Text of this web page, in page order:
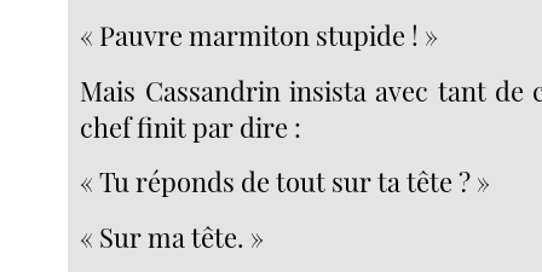
« Pauvre marmiton stupide ! »
Mais Cassandrin insista avec tant de
chef finit par dire :
« Tu réponds de tout sur ta tête ? »
« Sur ma tête. »